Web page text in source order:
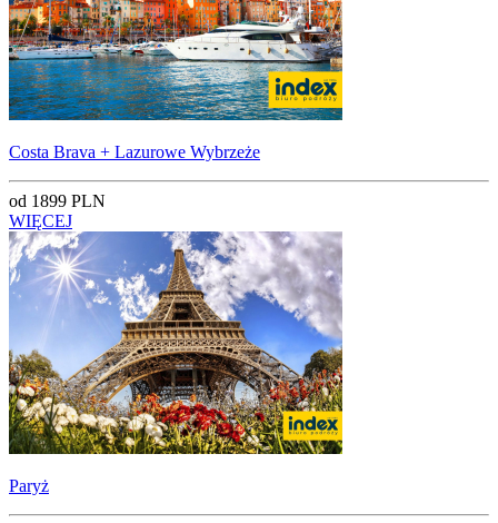
Costa Brava + Lazurowe Wybrzeże
od 1899 PLN
WIĘCEJ
Paryż